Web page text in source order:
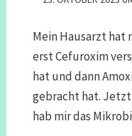
Mein Hausarzt hat
erst Cefuroxim
hat und dann
gebracht hat. Jetzt
hab mir das